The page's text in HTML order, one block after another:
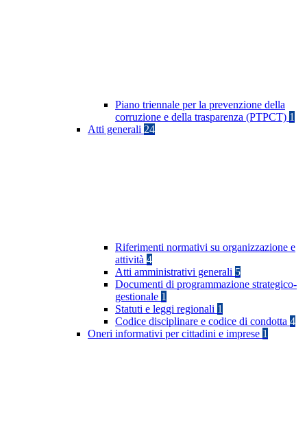
Piano triennale per la prevenzione della
corruzione e della trasparenza (PTPCT) 1
Atti generali 24
Riferimenti normativi su organizzazione e
attività 4
Atti amministrativi generali 5
Documenti di programmazione strategico-
gestionale 1
Statuti e leggi regionali 1
Codice disciplinare e codice di condotta 4
Oneri informativi per cittadini e imprese 1